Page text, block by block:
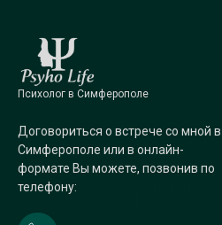
Психолог в Симферополе
Договориться о встрече со мной в
Симферополе или в онлайн-
формате Вы можете, позвонив по
телефону: